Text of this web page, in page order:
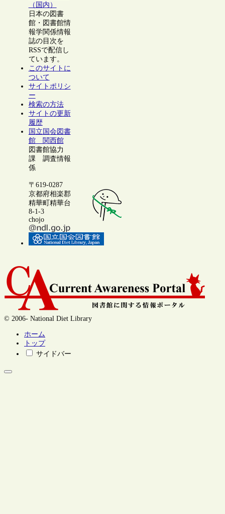
（国内）
日本の図書
館・図書館情
報学関係情報
誌の目次を
RSSで配信し
ています。
このサイトに
ついて
サイトポリシ
ー
検索の方法
サイトの更新
履歴
国立国会図書
館 関西館
図書館協力
課 調査情報
係
〒619-0287
京都府相楽郡
精華町精華台
8-1-3
chojo
© 2006- National Diet Library
ホーム
トップ
サイドバー